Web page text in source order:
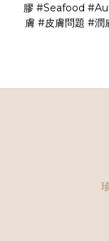
膠 #Seafood
膚 #皮膚問題 #潤